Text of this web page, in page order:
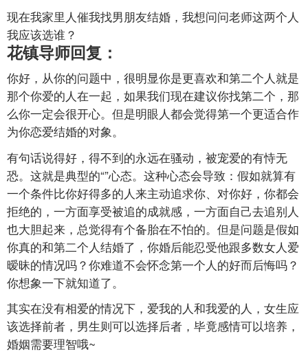
现在我家里人催我找男朋友结婚，我想问问老师这两个人
我应该选谁？
花镇导师回复：
你好，从你的问题中，很明显你是更喜欢和第二个人就是
那个你爱的人在一起，如果我们现在建议你找第二个，那
么你一定会很开心。但是明眼人都会觉得第一个更适合作
为你恋爱结婚的对象。
有句话说得好，得不到的永远在骚动，被宠爱的有恃无
恐。这就是典型的“”心态。这种心态会导致：假如就算有
一个条件比你好得多的人来主动追求你、对你好，你都会
拒绝的，一方面享受被追的成就感，一方面自己去追别人
也大胆起来，总觉得有个备胎在不怕的。但是问题是假如
你真的和第二个人结婚了，你婚后能忍受他跟多数女人爱
暧昧的情况吗？你难道不会怀念第一个人的好而后悔吗？
你想象一下就知道了。
其实在没有相爱的情况下，爱我的人和我爱的人，女生应
该选择前者，男生则可以选择后者，毕竟感情可以培养，
婚姻需要理智哦~